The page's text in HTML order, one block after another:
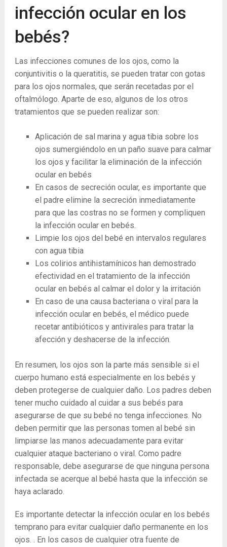
infección ocular en los
bebés?
Las infecciones comunes de los ojos, como la
conjuntivitis o la queratitis, se pueden tratar con gotas
para los ojos normales, que serán recetadas por el
oftalmólogo. Aparte de eso, algunos de los otros
tratamientos que se pueden realizar son:
Aplicación de sal marina y agua tibia sobre los
ojos sumergiéndolo en un paño suave para calmar
los ojos y facilitar la eliminación de la infección
ocular en bebés
En casos de secreción ocular, es importante que
el padre elimine la secreción inmediatamente
para que las costras no se formen y compliquen
la infección ocular en bebés.
Limpie los ojos del bebé en intervalos regulares
con agua tibia
Los colirios antihistamínicos han demostrado
efectividad en el tratamiento de la infección
ocular en bebés al calmar el dolor y la irritación
En caso de una causa bacteriana o viral para la
infección ocular en bebés, el médico puede
recetar antibióticos y antivirales para tratar la
afección y deshacerse de la infección.
En resumen, los ojos son la parte más sensible si el
cuerpo humano está especialmente en los bebés y
deben protegerse de cualquier daño. Los padres deben
tener mucho cuidado al cuidar a sus bebés para
asegurarse de que su bebé no tenga infecciones. No
deben permitir que las personas tomen al bebé sin
limpiarse las manos adecuadamente para evitar
cualquier ataque bacteriano o viral. Como padre
responsable, debe asegurarse de que ninguna persona
infectada se acerque al bebé hasta que la infección se
haya aclarado.
Es importante detectar la infección ocular en los bebés
temprano para evitar cualquier daño permanente en los
ojos. . En los casos de cualquier otra fuente de